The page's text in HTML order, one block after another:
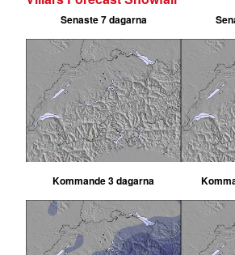
Senaste 7 dagarna
Kommande 3 dagarna